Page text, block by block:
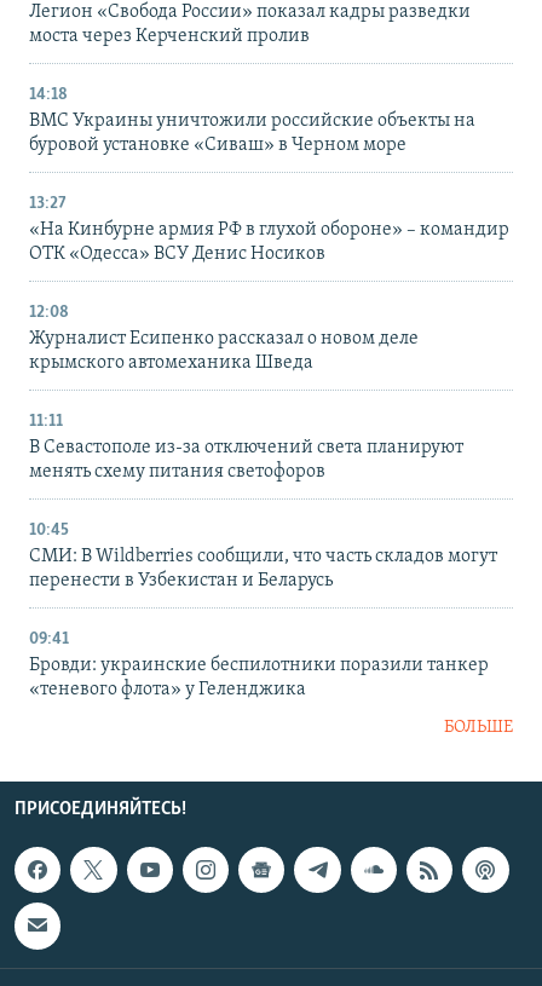
Легион «Свобода России» показал кадры разведки
моста через Керченский пролив
14:18
ВМС Украины уничтожили российские объекты на
буровой установке «Сиваш» в Черном море
13:27
«На Кинбурне армия РФ в глухой обороне» – командир
ОТК «Одесса» ВСУ Денис Носиков
12:08
Журналист Есипенко рассказал о новом деле
крымского автомеханика Шведа
11:11
В Севастополе из-за отключений света планируют
менять схему питания светофоров
10:45
СМИ: В Wildberries сообщили, что часть складов могут
перенести в Узбекистан и Беларусь
09:41
Бровди: украинские беспилотники поразили танкер
«теневого флота» у Геленджика
БОЛЬШЕ
ПРИСОЕДИНЯЙТЕСЬ!